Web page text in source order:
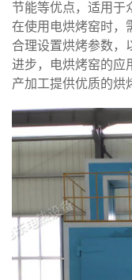
节能等优点，适用于
在使用电烘烤窑时，
合理设置烘烤参数，
进步，电烘烤窑的应
产加工提供优质的烘